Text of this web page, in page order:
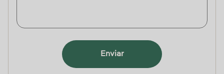
Enviar